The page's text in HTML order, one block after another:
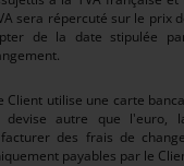
sera répercuté sur le prix
de la date stipulée
Client utilise une carte
devise autre que l'euro,
des frais de
payables par le